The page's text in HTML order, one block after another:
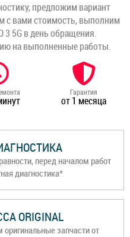
предложим вариант
с вами стоимость, выполним
3 5G в день обращения.
на выполненные работы.
Гарантия
от 1 месяца
перед началом работ
диагностика*
ORIGINAL
запчасти от